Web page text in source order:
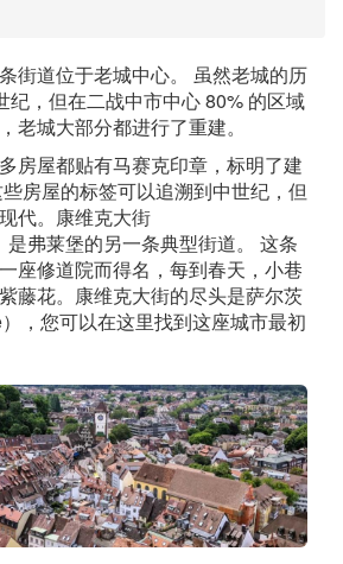
街道位于老城中心。 虽然老城的历
纪，但在二战中市中心 80% 的区域
老城大部分都进行了重建。
房屋都贴有马赛克印章，标明了建
房屋的标签可以追溯到中世纪，但
代。康维克大街
是弗莱堡的另一条典型街道。 这条
座修道院而得名，每到春天，小巷
藤花。康维克大街的尽头是萨尔茨
，您可以在这里找到这座城市最初